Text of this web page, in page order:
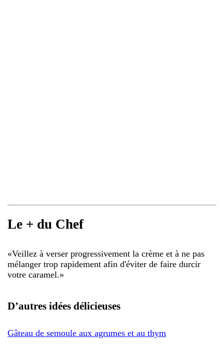
Le + du Chef
«Veillez à verser progressivement la crème et à ne pas
mélanger trop rapidement afin d'éviter de faire durcir
votre caramel.»
D’autres idées délicieuses
Gâteau de semoule aux agrumes et au thym